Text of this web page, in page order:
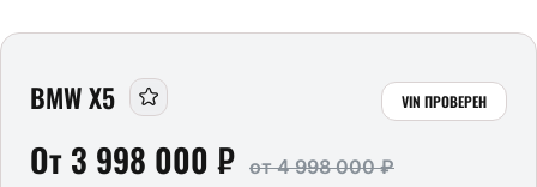
BMW X5 VIN ПРОВЕРЕН
От 3 998 000 ₽ от 4 998 000 ₽